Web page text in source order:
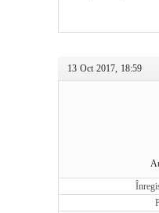
13 Oct 2017, 18:59